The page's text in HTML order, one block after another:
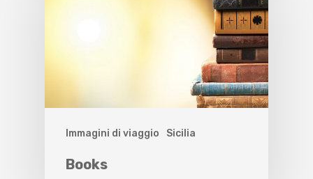
Immagini di viaggio Sicilia
Books